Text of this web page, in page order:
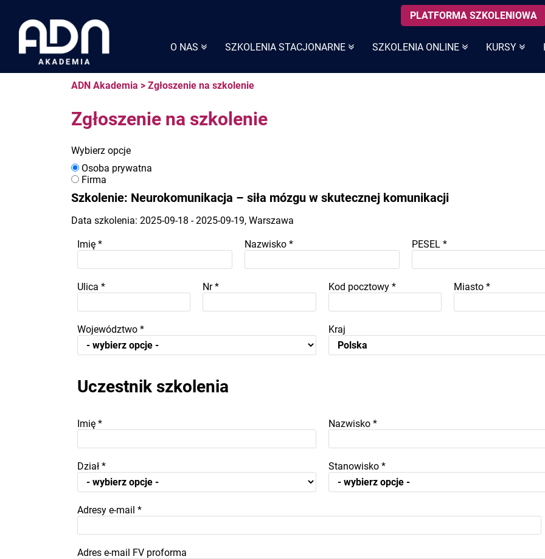
O NAS SZKOLENIA STACJONARNE SZKOLENIA ONLINE KURSY
content
PLATFORMA SZKOLENIOWA
ADN Akademia > Zgłoszenie na szkolenie
Zgłoszenie na szkolenie
Wybierz opcje
Osoba prywatna
Firma
Szkolenie: Neurokomunikacja – siła mózgu w skutecznej komunikacji
Data szkolenia: 2025-09-18 - 2025-09-19, Warszawa
Imię * Nazwisko * PESEL *
Ulica * Nr* Kod pocztowy * Miasto *
Województwo * Kraj
Uczestnik szkolenia
Imię * Nazwisko *
Dział * Stanowisko *
Adresy e-mail *
Adres e-mail FV proforma